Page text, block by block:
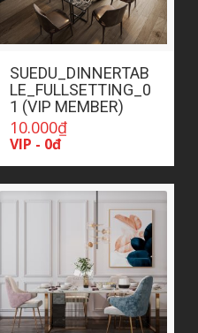
SUEDU_DINNERTAB
LE_FULLSETTING_0
1 (VIP MEMBER)
10.000₫
VIP - 0đ